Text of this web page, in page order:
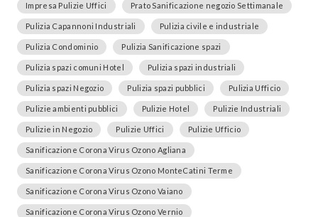
Impresa Pulizie Uffici Prato Sanificazione negozio Settimanale
Pulizia Capannoni Industriali Pulizia civile e industriale
Pulizia Condominio Pulizia Sanificazione spazi
Pulizia spazi comuni Hotel Pulizia spazi industriali
Pulizia spazi Negozio Pulizia spazi pubblici Pulizia Ufficio
Pulizie ambienti pubblici Pulizie Hotel Pulizie Industriali
Pulizie in Negozio Pulizie Uffici Pulizie Ufficio
Sanificazione Corona Virus Ozono Agliana
Sanificazione Corona Virus Ozono MonteCatini Terme
Sanificazione Corona Virus Ozono Vaiano
Sanificazione Corona Virus Ozono Vernio